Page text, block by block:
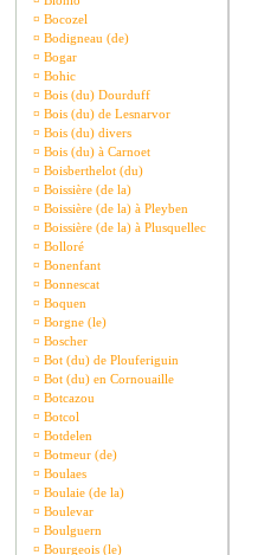
¤ Bocozel
¤ Bodigneau (de)
¤ Bogar
¤ Bohic
¤ Bois (du) Dourduff
¤ Bois (du) de Lesnarvor
¤ Bois (du) divers
¤ Bois (du) à Carnoet
¤ Boisberthelot (du)
¤ Boissière (de la)
¤ Boissière (de la) à Pleyben
¤ Boissière (de la) à Plusquellec
¤ Bolloré
¤ Bonenfant
¤ Bonnescat
¤ Boquen
¤ Borgne (le)
¤ Boscher
¤ Bot (du) de Plouferiguin
¤ Bot (du) en Cornouaille
¤ Botcazou
¤ Botcol
¤ Botdelen
¤ Botmeur (de)
¤ Boulaes
¤ Boulaie (de la)
¤ Boulevar
¤ Boulguern
¤ Bourgeois (le)